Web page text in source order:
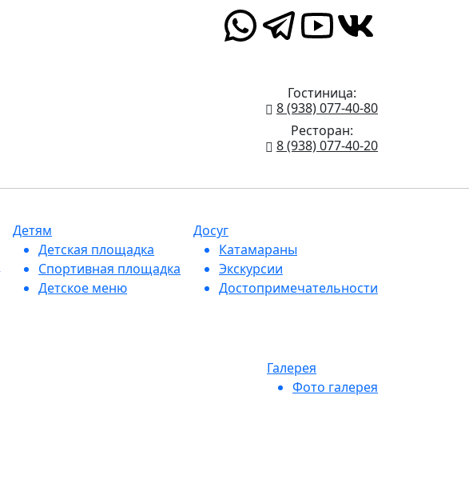
Гостиница:
8 (938) 077-40-80
Ресторан:
8 (938) 077-40-20
Детям
Детская площадка
Спортивная площадка
Детское меню
Досуг
Катамараны
Экскурсии
Достопримечательности
Галерея
Фото галерея